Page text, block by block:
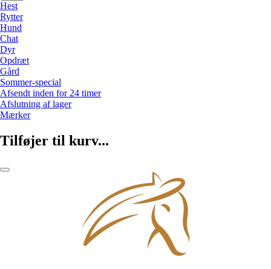
Hest
Rytter
Hund
Chat
Dyr
Opdræt
Gård
Sommer-special
Afsendt inden for 24 timer
Afslutning af lager
Mærker
Tilføjer til kurv...